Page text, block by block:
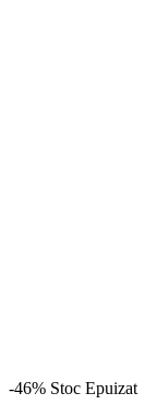
-46% Stoc Epuizat